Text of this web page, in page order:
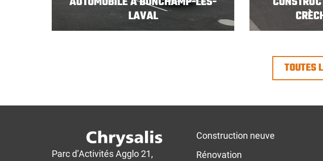
LAVAL
TOUTES
Parc d’Activités Agglo 21,
Construction neuve
Rénovation